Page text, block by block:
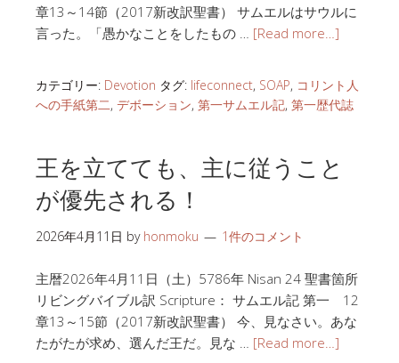
章13～14節（2017新改訳聖書） サムエルはサウルに
言った。「愚かなことをしたもの … [Read more…]
カテゴリー: Devotion タグ: lifeconnect, SOAP, コリント人
への手紙第二, デボーション, 第一サムエル記, 第一歴代誌
王を立てても、主に従うこと
が優先される！
2026年4月11日 by honmoku 1件のコメント
主暦2026年4月11日（土）5786年 Nisan 24 聖書箇所
リビングバイブル訳 Scripture： サムエル記 第一 12
章13～15節（2017新改訳聖書） 今、見なさい。あな
たがたが求め、選んだ王だ。見な … [Read more…]